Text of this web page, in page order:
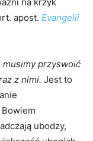
apost. Evangelii
musimy przyswoić
z nimi. Jest to
ubodzy,